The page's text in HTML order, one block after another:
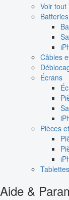
Voir tout
Batteries
Câbles
Écrans
Pièces
Aide &